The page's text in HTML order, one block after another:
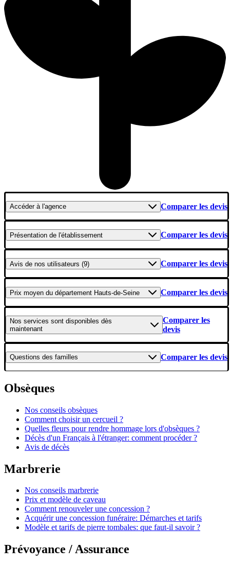
Accéderà l'agence Comparer les devis
Présentation de l'établissement Comparer les devis
Avis de nos utilisateurs (9) Comparer les devis
Prix moyen du département Hauts-de-Seine Comparer les devis
Nos services sont disponibles dès
maintenant
Comparer les
devis
Questions des familles Comparer les devis
Obsèques
Nos conseils obsèques
Comment choisir un cercueil ?
Quelles fleurs pour rendre hommage lors d'obsèques ?
Décès d'un Français à l'étranger: comment procéder ?
Avis de décès
Marbrerie
Nos conseils marbrerie
Prix et modèle de caveau
Comment renouveler une concession ?
Acquérir une concession funéraire: Démarches et tarifs
Modèle et tarifs de pierre tombales: que faut-il savoir ?
Prévoyance / Assurance